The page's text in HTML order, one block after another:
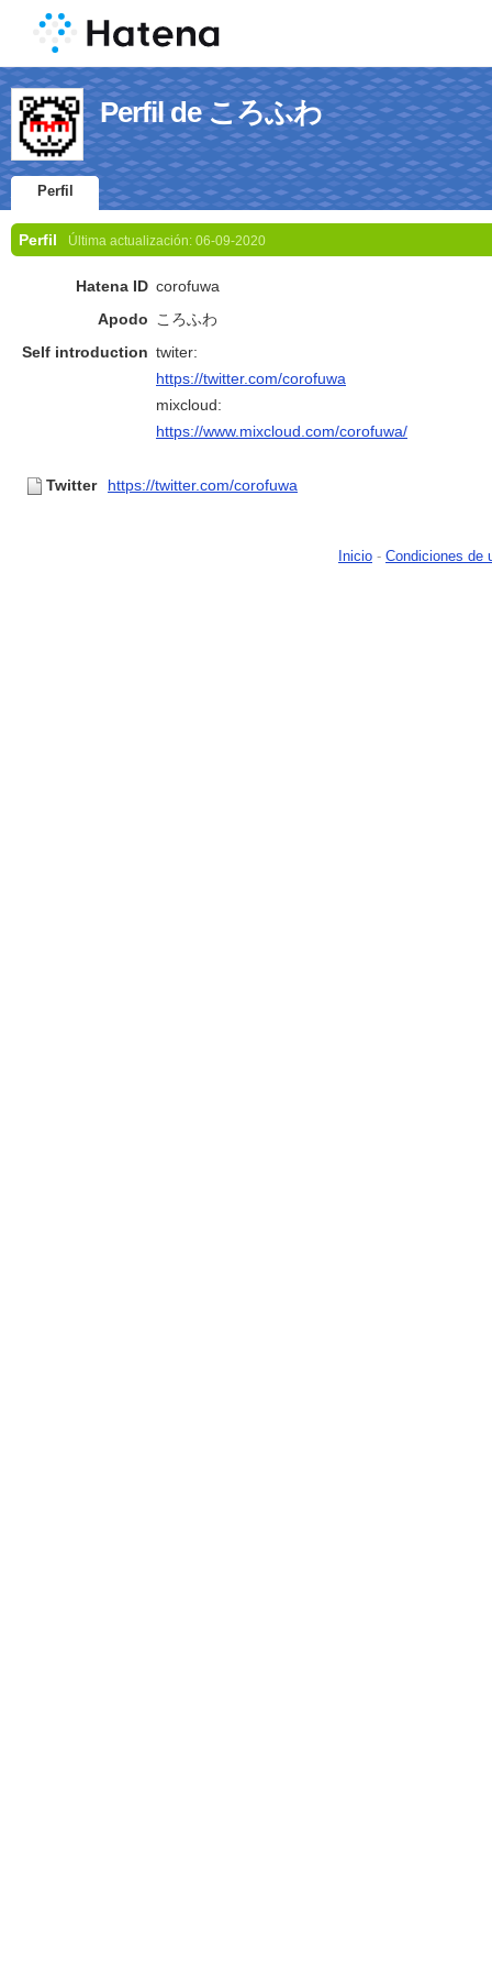
Perfil de ころふわ
Perfil
Perfil Última actualización: 06-09-2020
Hatena ID corofuwa
Apodo ころふわ
Self introduction twiter:
https://twitter.com/corofuwa
mixcloud:
https://www.mixcloud.com/corofuwa/
Twitter https://twitter.com/corofuwa
Inicio - Condiciones de